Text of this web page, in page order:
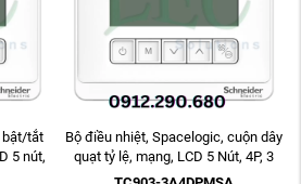
bật/tắt
5 nút,
Bộ điều nhiệt, Spacelogic, cuộn dây
quạt tỷ lệ, mạng, LCD 5 Nút, 4P, 3
quạt, ...